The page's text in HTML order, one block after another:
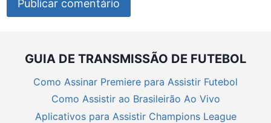
GUIA DE TRANSMISSÃO DE FUTEBOL
Como Assinar Premiere para Assistir Futebol
Como Assistir ao Brasileirão Ao Vivo
Aplicativos para Assistir Champions League